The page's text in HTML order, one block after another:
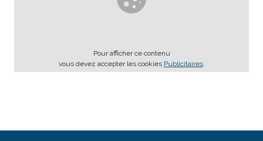
Pour afficher ce contenu
vous devez accepter les cookies Publicitaires.